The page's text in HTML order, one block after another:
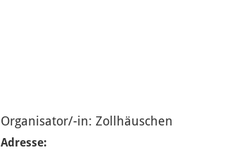
Organisator/-in: Zollhäuschen
Adresse: